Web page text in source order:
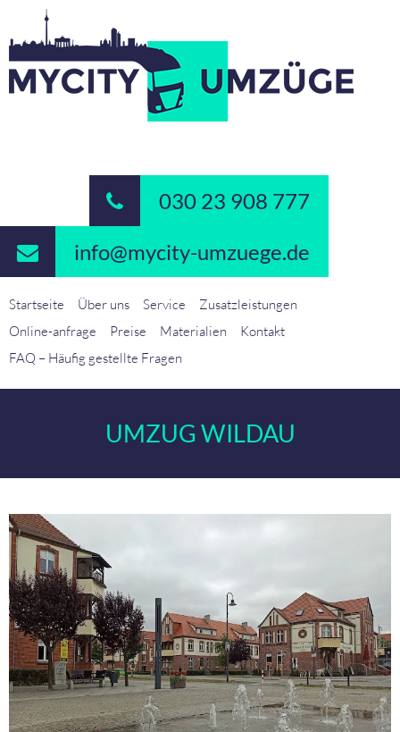
030 23 908 777
info@mycity-umzuege.de
Startseite Über uns Service
Zusatzleistungen
Online-anfrage
Preise Materialien
Kontakt
FAQ – Häufig gestellte Fragen
UMZUG WILDAU